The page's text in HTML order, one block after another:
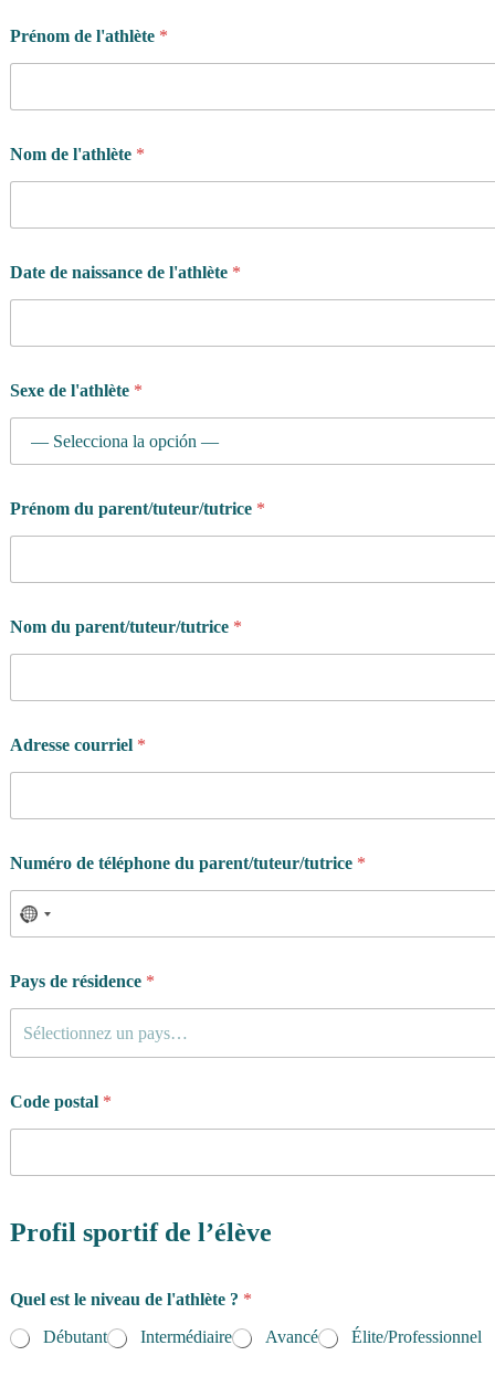
s
r
n
t
e
u
/
u
c
c
o
d
e
n
i
l
Prénom de l'athlète *
Nom de l'athlète *
Date de naissance de l'athlète *
Sexe de l'athlète *
Prénom du parent/tuteur/tutrice *
Nom du parent/tuteur/tutrice *
Adresse courriel *
Numéro de téléphone du parent/tuteur/tutrice *
Pays de résidence *
Sélectionnez un pays…
Code postal *
Profil sportif de l’élève
Quel est le niveau de l'athlète ? *
Débutant
Intermédiaire Avancé Élite/Professionnel